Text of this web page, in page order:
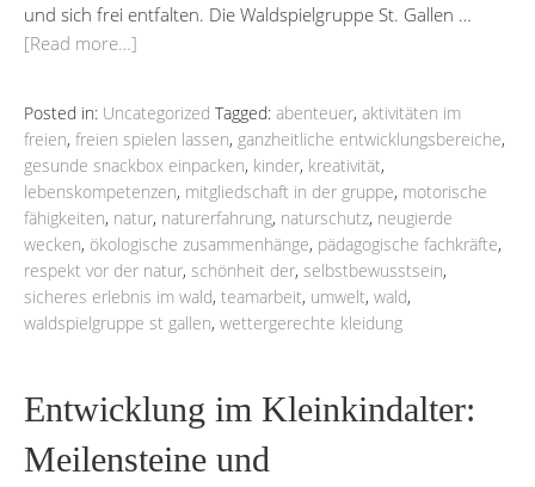
und sich frei entfalten. Die Waldspielgruppe St. Gallen …
[Read more…]
Posted in: Uncategorized Tagged: abenteuer, aktivitäten im
freien, freien spielen lassen, ganzheitliche entwicklungsbereiche,
gesunde snackbox einpacken, kinder, kreativität,
lebenskompetenzen, mitgliedschaft in der gruppe, motorische
fähigkeiten, natur, naturerfahrung, naturschutz, neugierde
wecken, ökologische zusammenhänge, pädagogische fachkräfte,
respekt vor der natur, schönheit der, selbstbewusstsein,
sicheres erlebnis im wald, teamarbeit, umwelt, wald,
waldspielgruppe st gallen, wettergerechte kleidung
Entwicklung im Kleinkindalter:
Meilensteine und